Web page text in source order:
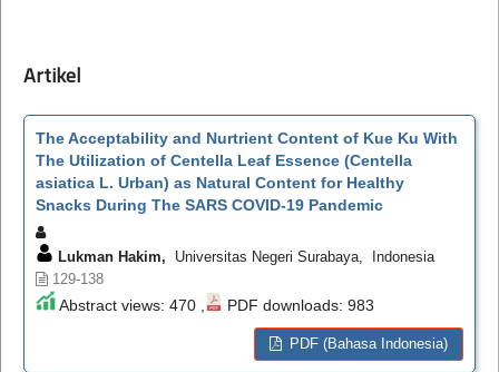
Artikel
The Acceptability and Nurtrient Content of Kue Ku With
The Utilization of Centella Leaf Essence (Centella
asiatica L. Urban) as Natural Content for Healthy
Snacks During The SARS COVID-19 Pandemic
Lukman Hakim, Universitas Negeri Surabaya, Indonesia
129-138
Abstract views: 470 , PDF downloads: 983
PDF (Bahasa Indonesia)